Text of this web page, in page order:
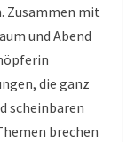
Zusammen mit
und Abend
die ganz
scheinbaren
brechen